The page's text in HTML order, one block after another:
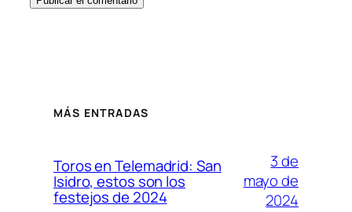
MÁS ENTRADAS
Toros en Telemadrid: San
Isidro, estos son los
festejos de 2024
3 de
mayo de
2024